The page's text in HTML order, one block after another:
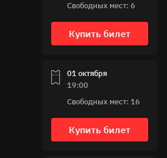
Свободных мест: 6
Купить билет
01 октября
19:00
Свободных мест: 16
Купить билет